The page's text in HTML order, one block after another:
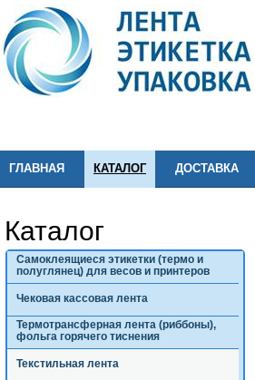
ГЛАВНАЯ КАТАЛОГ ДОСТАВКА
Каталог
Самоклеящиеся этикетки (термо и
полуглянец) для весов и принтеров
Чековая кассовая лента
Термотрансферная лента (риббоны),
фольга горячего тиснения
Текстильная лента